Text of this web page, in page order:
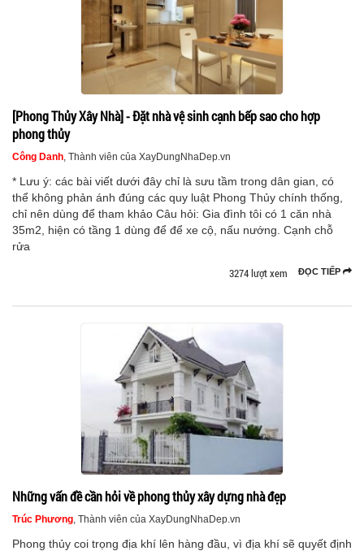
[Phong Thủy Xây Nhà] - Đặt nhà vệ sinh cạnh bếp sao cho hợp
phong thủy
Công Danh, Thành viên của XayDungNhaDep.vn
* Lưu ý: các bài viết dưới đây chỉ là sưu tầm trong dân gian, có
thể không phản ánh đúng các quy luật Phong Thủy chính thống,
chỉ nên dùng để tham khảo Câu hỏi: Gia đình tôi có 1 căn nhà
35m2, hiện có tầng 1 dùng để để xe cộ, nấu nướng. Cạnh chỗ
rửa
ĐỌC TIẾP
3274 lượt xem
Những vấn đề cần hỏi về phong thủy xây dựng nhà đẹp
Trúc Phương, Thành viên của XayDungNhaDep.vn
Phong thủy coi trọng địa khí lên hàng đầu, vì địa khí sẽ quyết định